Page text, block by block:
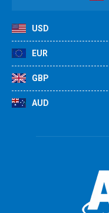
USD
EUR
GBP
AUD